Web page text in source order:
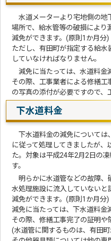
水道メーターより宅地側の地
場所で、給水管等の破損により
減免ができます。(原則1か月分)
ただし、有田町が指定する給
していなければなりません。
減免に当たっては、水道料金
その際、工事業者による修繕
の写真の添付が必要ですので、
下水道料金
下水道料金の減免については
に従って処理してきましたが
た。対象は平成24年2月2日の
す。
明らかに水道管などの故障、
水処理施設に流入していないと
減免ができます。(原則1か月分)
減免に当たっては、下水道料金
その際、修繕工事完了の証明や
(水道管に関するものは、有田